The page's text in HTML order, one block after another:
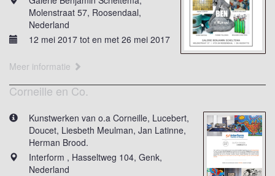
Molenstraat 57, Roosendaal,
Nederland
12 mei 2017 tot en met 26 mei 2017
Meer informatie
Corneille en Co.
Kunstwerken van o.a Corneille, Lucebert,
Doucet, Liesbeth Meulman, Jan Latinne,
Herman Brood.
Interform , Hasseltweg 104, Genk,
Nederland